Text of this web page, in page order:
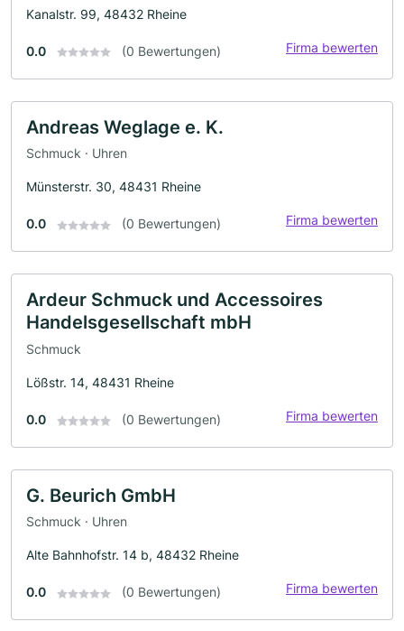
Kanalstr. 99, 48432 Rheine
0.0 (0 Bewertungen) Firma bewerten
Andreas Weglage e. K.
Schmuck · Uhren
Münsterstr. 30, 48431 Rheine
0.0 (0 Bewertungen) Firma bewerten
Ardeur Schmuck und Accessoires
Handelsgesellschaft mbH
Schmuck
Lößstr. 14, 48431 Rheine
0.0 (0 Bewertungen) Firma bewerten
G. Beurich GmbH
Schmuck · Uhren
Alte Bahnhofstr. 14 b, 48432 Rheine
0.0 (0 Bewertungen) Firma bewerten